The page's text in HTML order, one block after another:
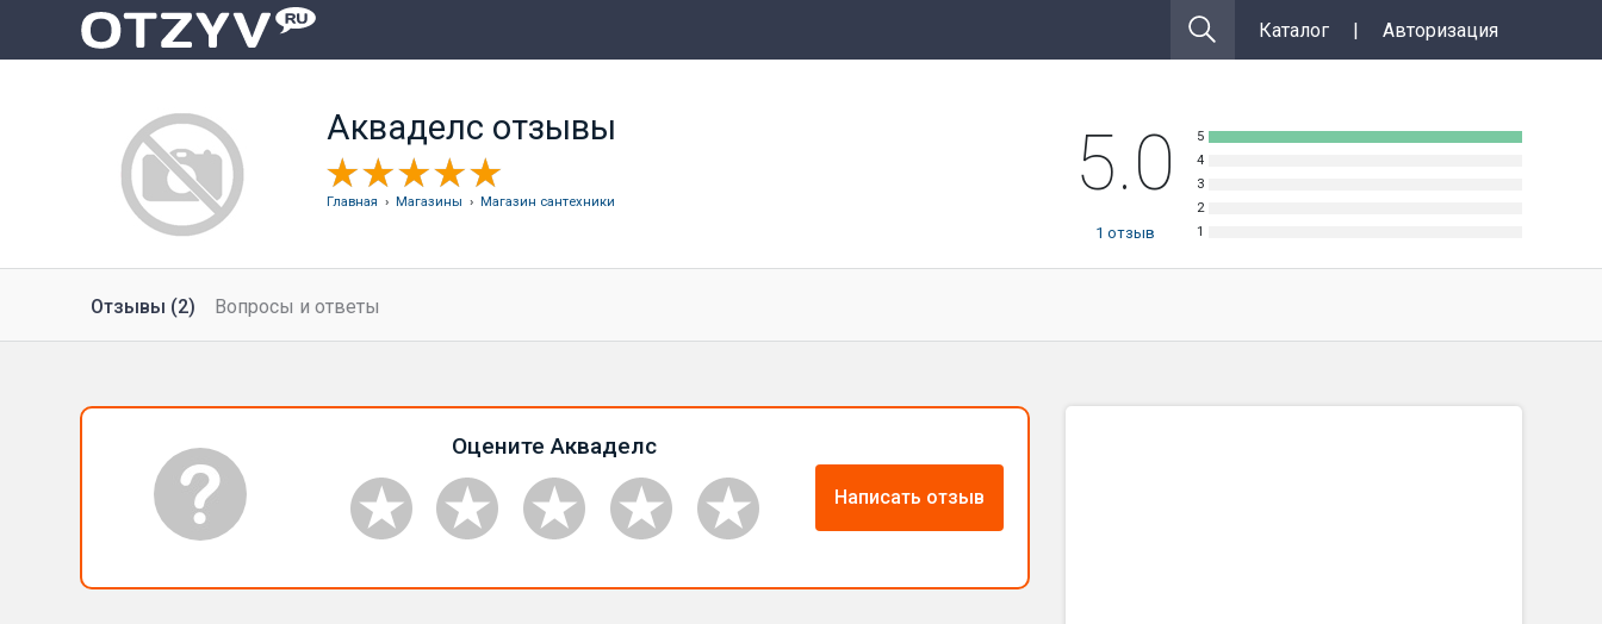
Каталог | Авторизация
Акваделс отзывы
Главная › Магазины › Магазин сантехники 5.0
1 отзыв
Отзывы (2) Вопросы и ответы
Оцените Акваделс
Написать отзыв